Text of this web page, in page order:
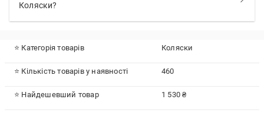
Коляски?
⭐ Категорія товарів Коляски
⭐ Кількість товарів у наявності 460
⭐ Найдешевший товар 1 530 ₴